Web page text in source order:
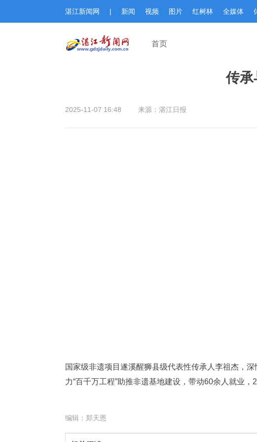
湛江新闻网 | 新闻 视频 图片 红树林 全媒体
首页
传承
2025-11-07 16:48 来源：湛江日报
国家级非遗项目遂溪醒狮县级代表性传承人李祖杰，
力“百千万工程”助推非遗基地建设，带动60余人就业
编辑： 郑天恩